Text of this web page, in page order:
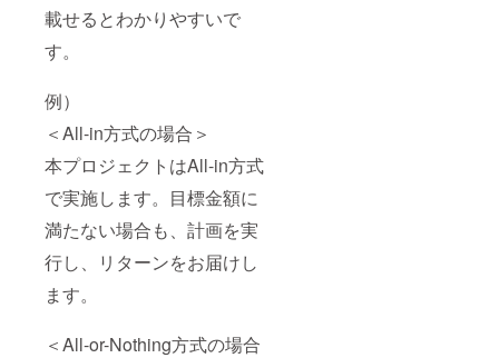
載せるとわかりやすいで
す。
例）
＜All-in方式の場合＞
本プロジェクトはAll-in方式
で実施します。目標金額に
満たない場合も、計画を実
行し、リターンをお届けし
ます。
＜All-or-Nothing方式の場合